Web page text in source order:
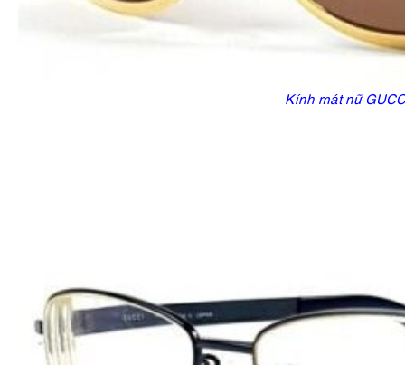
Kính mát nữ